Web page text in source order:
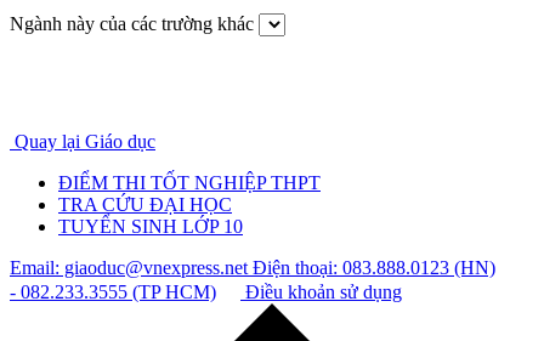
Ngành này của các trường khác
Quay lại Giáo dục
ĐIỂM THI TỐT NGHIỆP THPT
TRA CỨU ĐẠI HỌC
TUYỂN SINH LỚP 10
Email: giaoduc@vnexpress.netĐiện thoại: 083.888.0123 (HN)
- 082.233.3555 (TP HCM)
Điều khoản sử dụng